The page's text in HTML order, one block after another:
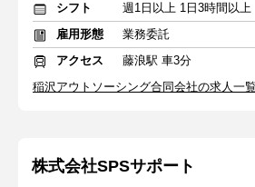
シフト
週1日以上 1日3時間以上
雇用形態
業務委託
アクセス
藤浪駅 車3分
稲沢アウトソーシング合同会社の求人一
株式会社SPSサポート